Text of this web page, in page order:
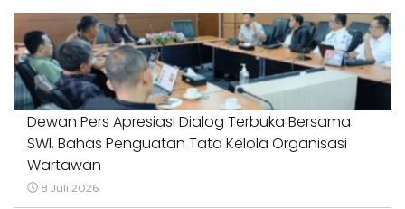
Dewan Pers Apresiasi Dialog Terbuka Bersama
SWI, Bahas Penguatan Tata Kelola Organisasi
Wartawan
8 Juli 2026